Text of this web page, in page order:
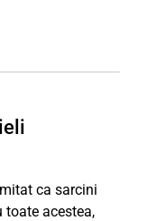
ca sarcini
toate acestea,